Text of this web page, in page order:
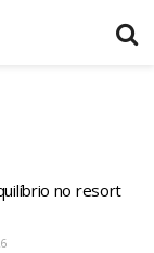
no resort